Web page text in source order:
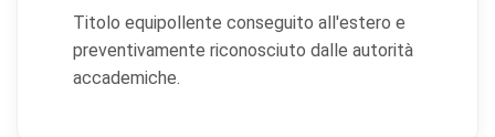
Titolo equipollente conseguito all'estero e
preventivamente riconosciuto dalle autorità
accademiche.